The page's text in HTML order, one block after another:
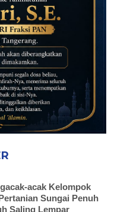
acak Kelompok
Sungai Penuh
Saling Lempar